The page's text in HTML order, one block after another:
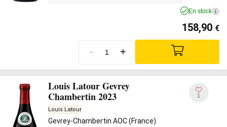
En stock i
158,90 €
- +
Louis Latour Gevrey
Chambertin 2023
Louis Latour
Gevrey-Chambertin AOC (France)
1